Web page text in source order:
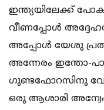
ഇന്ത്യയിലേക്ക്
വീണപ്പോള്‍
അപ്പോള്‍ യേശു
അന്നേരം ഇന്തോ-
ഗുണ്ടഫോറസിനു
ഒരു ആശാരി